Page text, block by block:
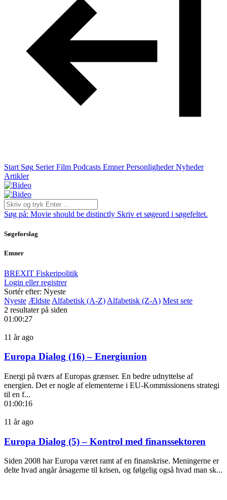
Start Søg Serier Film Podcasts Emner Personligheder Nyheder
Artikler
Søg på: Movie should be distinctly Skriv et søgeord i søgefeltet.
Søgeforslag
Emner
BREXIT Fiskeripolitik
Login eller registrer
Sortér efter: Nyeste
Nyeste Ældste Alfabetisk (A-Z) Alfabetisk (Z-A) Mest sete
2 resultater på siden
01:00:27
11 år ago
Europa Dialog (16) – Energiunion
Energi på tværs af Europas grænser. En bedre udnyttelse af
energien. Det er nogle af elementerne i EU-Kommissionens strategi
til en f...
01:00:16
11 år ago
Europa Dialog (5) – Kontrol med finanssektoren
Siden 2008 har Europa været ramt af en finanskrise. Meningerne er
delte hvad angår årsagerne til krisen, og følgelig også hvad man sk...